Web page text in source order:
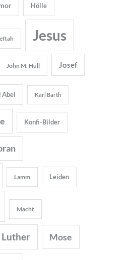
Hölle
Jesus
John M. Hull Josef
Abel Karl Barth
Konfi-Bilder
Lamm Leiden
Macht
Mose